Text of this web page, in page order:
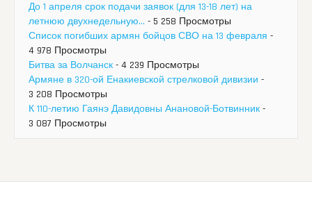
До 1 апреля срок подачи заявок (для 13-18 лет) на
летнюю двухнедельную... - 5 258 Просмотры
Список погибших армян бойцов СВО на 13 февраля -
4 978 Просмотры
Битва за Волчанск - 4 239 Просмотры
Армяне в 320-ой Енакиевской стрелковой дивизии -
3 208 Просмотры
К 110-летию Гаянэ Давидовны Анановой-Ботвинник -
3 087 Просмотры